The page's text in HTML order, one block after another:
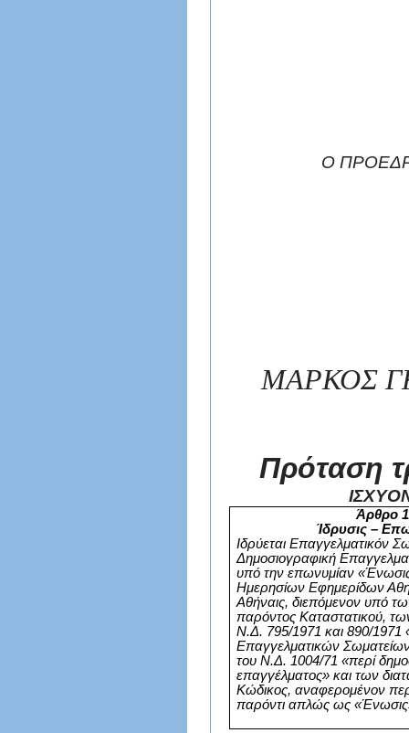
Ο
Πρόταση
Άρθρο 1
Ίδρυσις –
Ιδρύεται Επαγγελματικόν
Δημοσιογραφική
υπό την επωνυμίαν
Ημερησίων Εφημερίδων
Αθήναις, διεπόμενον υπό
παρόντος Καταστατικού,
Ν.Δ. 795/1971 και 890/1971
Επαγγελματικών
του Ν.Δ. 1004/71 «περί
επαγγέλματος» και των
Κώδικος, αναφερoμένον
παρόντι απλώς ως